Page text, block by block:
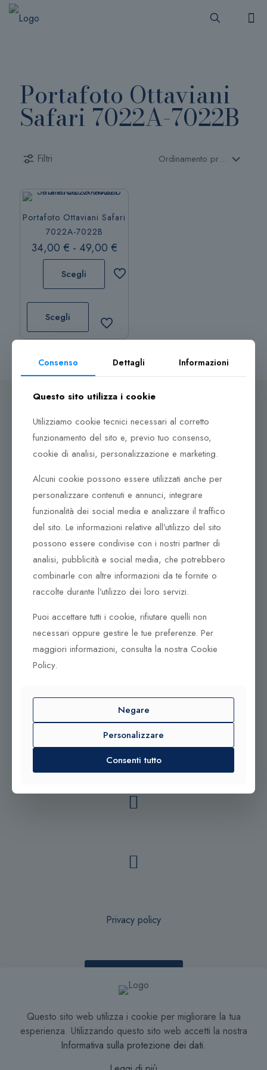
Portafoto Ottaviani
Safari 7022A-7022B
Filtri
Portafoto Ottaviani Safari
7022A-7022B
34,00 € - 49,00 €Fascia
prezzo:
Scegli
Scegli
più
varianti.
possono
essere
scelte
nella
pagina
prodotto
Dove ci puoi trovare
Tel. +39 0932 683156
97100 Ragusa RG
Tel. +39 0933 942394
95042 Grammichele CT
© 2025 Gioielleria Bandiera
P.IVA:01235880885 | Sito realizzato da
BSS SRL
Tel. +39 0932 683156
Tel. +39 0933 942394
info@bandiera1956.it
Lun - Sab
09:30 - 13:00 - 16:30 - 20:00
Privacy policy
Condizioni di Vendita
Questo sito web utilizza i cookie per migliorare la tua
esperienza. Utilizzando questo sito web accetti la nostra
Informativa sulla protezione dei dati.
Consenso Dettagli Informazioni
Questo sito utilizza i cookie
Utilizziamo cookie tecnici necessari al corretto
funzionamento del sito e, previo tuo consenso,
cookie di analisi, personalizzazione e marketing.
Alcuni cookie possono essere utilizzati anche per
personalizzare contenuti e annunci, integrare
funzionalità dei social media e analizzare il traffico
del sito. Le informazioni relative all’utilizzo del sito
possono essere condivise con i nostri partner di
analisi, pubblicità e social media, che potrebbero
combinarle con altre informazioni da te fornite o
raccolte durante l’utilizzo dei loro servizi.
Puoi accettare tutti i cookie, rifiutare quelli non
necessari oppure gestire le tue preferenze. Per
maggiori informazioni, consulta la nostra Cookie
Policy.
Negare
Personalizzare
Consenti tutto